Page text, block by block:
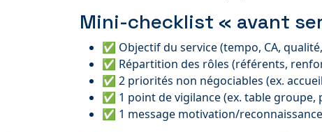
Mini-checklist « avant
✅ Objectif du service (tempo, CA,
✅ Répartition des rôles (référents,
✅ 2 priorités non négociables (ex.
✅ 1 point de vigilance (ex. table
✅ 1 message motivation/reconnaissance